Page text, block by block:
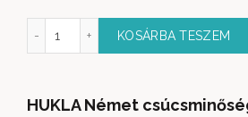
sarokgarnitúra SF19179 mennyiség
KOSÁRBA TESZEM
HUKLA Német